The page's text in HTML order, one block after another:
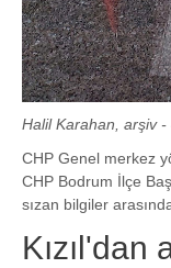
Halil Karahan, arşiv -
CHP Genel merkez
CHP Bodrum İlçe
sızan bilgiler
Kızıl'dan